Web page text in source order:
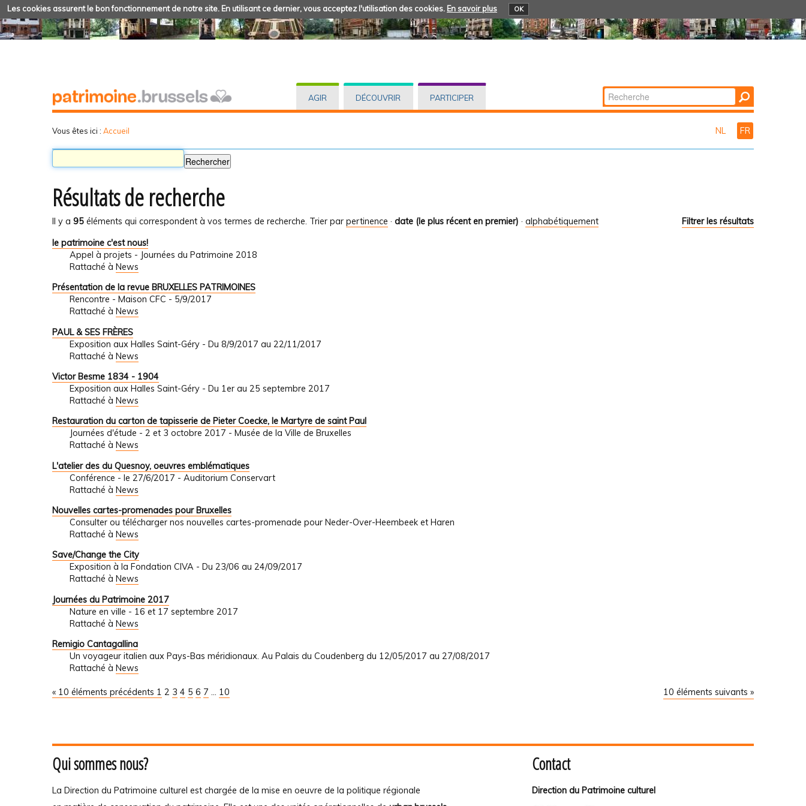
Les cookies assurent le bon fonctionnement de notre site. En utilisant ce dernier, vous acceptez l'utilisation des cookies. En savoir plus OK
AGIR DÉCOUVRIR PARTICIPER Chercher par
Recherche
Vous êtes ici : Accueil NL FR
Résultats de recherche
Il y a 95 éléments qui correspondent à vos termes de recherche. Filtrer les résultats
Trier par pertinence · date (le plus récent en premier) · alphabétiquement
le patrimoine c'est nous!
Appel à projets - Journées du Patrimoine 2018
Rattaché à News
Présentation de la revue BRUXELLES PATRIMOINES
Rencontre - Maison CFC - 5/9/2017
Rattaché à News
PAUL & SES FRÈRES
Exposition aux Halles Saint-Géry - Du 8/9/2017 au 22/11/2017
Rattaché à News
Victor Besme 1834 - 1904
Exposition aux Halles Saint-Géry - Du 1er au 25 septembre 2017
Rattaché à News
Restauration du carton de tapisserie de Pieter Coecke, le Martyre de saint Paul
Journées d'étude - 2 et 3 octobre 2017 - Musée de la Ville de Bruxelles
Rattaché à News
L'atelier des du Quesnoy, oeuvres emblématiques
Conférence - le 27/6/2017 - Auditorium Conservart
Rattaché à News
Nouvelles cartes-promenades pour Bruxelles
Consulter ou télécharger nos nouvelles cartes-promenade pour Neder-Over-Heembeek et Haren
Rattaché à News
Save/Change the City
Exposition à la Fondation CIVA - Du 23/06 au 24/09/2017
Rattaché à News
Journées du Patrimoine 2017
Nature en ville - 16 et 17 septembre 2017
Rattaché à News
Remigio Cantagallina
Un voyageur italien aux Pays-Bas méridionaux. Au Palais du Coudenberg du 12/05/2017 au 27/08/2017
Rattaché à News
« 10 éléments précédents 10 éléments suivants »
1 2 3 4 5 6 7 ... 10
Qui sommes nous?
La Direction du Patrimoine culturel est chargée de la mise en oeuvre de la politique régionale
Contact
Direction du Patrimoine culturel